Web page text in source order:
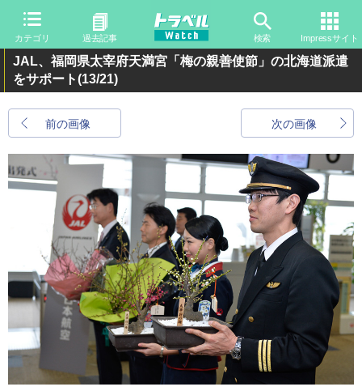
カテゴリ 過去記事 検索 Impressサイト
JAL、福岡県太宰府天満宮「梅の親善使節」の北海道派遣
をサポート(13/21)
前の画像 次の画像